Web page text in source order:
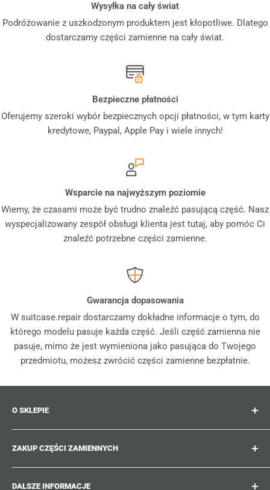
Wysyłka na cały świat
Podróżowanie z uszkodzonym produktem jest kłopotliwe. Dlatego
dostarczamy części zamienne na cały świat.
Bezpieczne płatności
Oferujemy szeroki wybór bezpiecznych opcji płatności, w tym karty
kredytowe, Paypal, Apple Pay i wiele innych!
Wsparcie na najwyższym poziomie
Wiemy, że czasami może być trudno znaleźć pasującą część. Nasz
wyspecjalizowany zespół obsługi klienta jest tutaj, aby pomóc Ci
znaleźć potrzebne części zamienne.
Gwarancja dopasowania
W suitcase.repair dostarczamy dokładne informacje o tym, do
którego modelu pasuje każda część. Jeśli część zamienna nie
pasuje, mimo że jest wymieniona jako pasująca do Twojego
przedmiotu, możesz zwrócić części zamienne bezpłatnie.
O SKLEPIE
zamiennych, akcesoriów i ulepszeń do Twoich
ukochanych walizek, wózków i toreb. W suitcase.repair
możesz robić zakupy z pewnością, że nasze części
ZAKUP CZĘŚCI ZAMIENNYCH
Gdzie mogę znaleźć numer mojego produktu?
DALSZE INFORMACJE